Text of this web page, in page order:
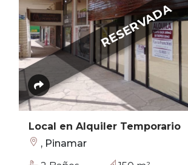
RESERVADA
Local en Alquiler Temporario
, Pinamar